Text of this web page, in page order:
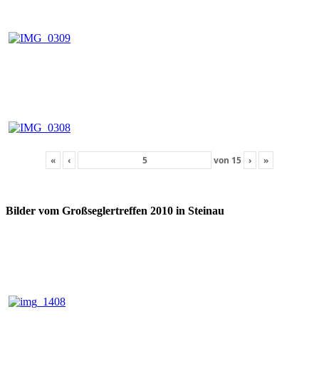
« ‹ von 15 › »
Bilder vom Großseglertreffen 2010 in Steinau